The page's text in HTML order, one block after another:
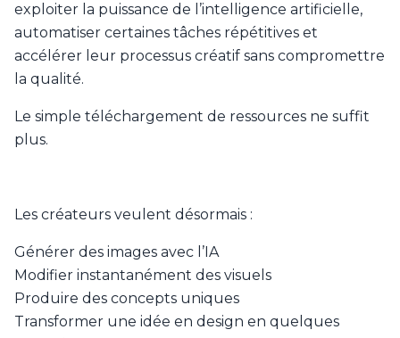
exploiter la puissance de l’intelligence artificielle,
automatiser certaines tâches répétitives et
accélérer leur processus créatif sans compromettre
la qualité.
Le simple téléchargement de ressources ne suffit
plus.
Les créateurs veulent désormais :
Générer des images avec l’IA
Modifier instantanément des visuels
Produire des concepts uniques
Transformer une idée en design en quelques